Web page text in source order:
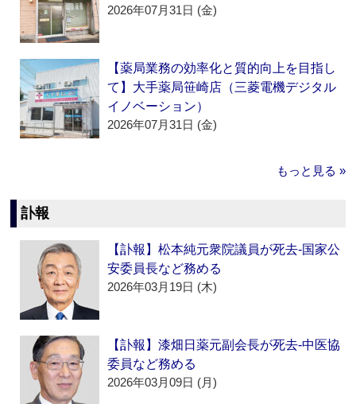
2026年07月31日 (金)
【薬局業務の効率化と質的向上を目指し
て】大手薬局笹崎店（三菱電機デジタル
イノベーション）
2026年07月31日 (金)
もっと見る »
訃報
【訃報】松本純元衆院議員が死去‐国家公
安委員長など務める
2026年03月19日 (木)
【訃報】漆畑日薬元副会長が死去‐中医協
委員など務める
2026年03月09日 (月)